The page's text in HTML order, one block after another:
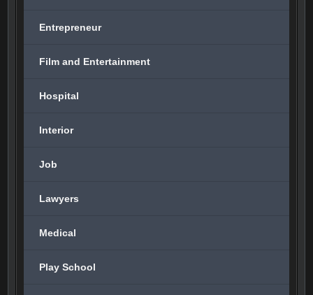
Entrepreneur
Film and Entertainment
Hospital
Interior
Job
Lawyers
Medical
Play School